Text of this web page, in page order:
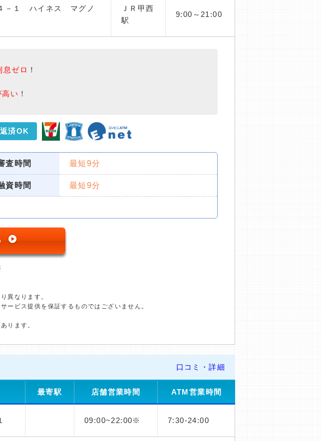
－１ ハイネス マグノ
ＪＲ甲西
駅
9:00～21:00
息ゼロ ！
い ！
返済OK
査時間 最短9分
資時間 最短9分
異なります。
ービス提供を保証するものではございません。
ります。
口コミ・詳細
最寄駅 店舗営業時間 ATM営業時間
09:00~22:00※ 7:30-24:00